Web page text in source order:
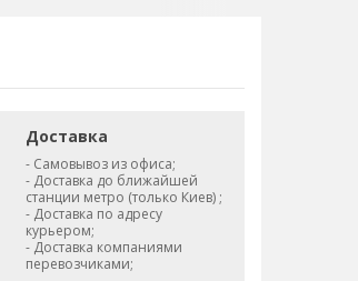
Доставка
- Самовывоз из офиса;
- Доставка до ближайшей
станции метро (только Киев) ;
- Доставка по адресу
курьером;
- Доставка компаниями
перевозчиками;